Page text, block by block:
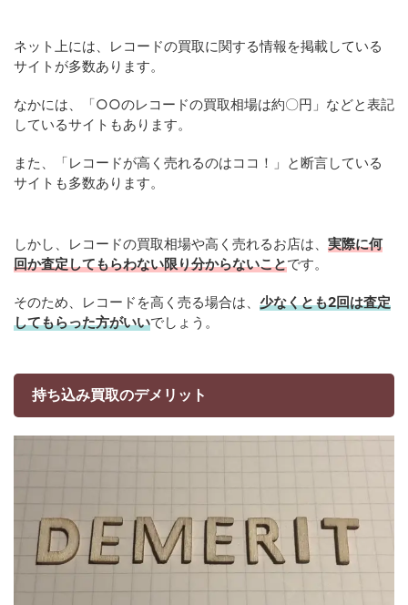
ネット上には、レコードの買取に関する情報を掲載している
サイトが多数あります。
なかには、「○○のレコードの買取相場は約〇円」などと表記
しているサイトもあります。
また、「レコードが高く売れるのはココ！」と断言している
サイトも多数あります。
しかし、レコードの買取相場や高く売れるお店は、 実際に何
回か査定してもらわない限り分からないことです。
そのため、レコードを高く売る場合は、 少なくとも2回は査定
してもらった方がいいでしょう。
持ち込み買取のデメリット